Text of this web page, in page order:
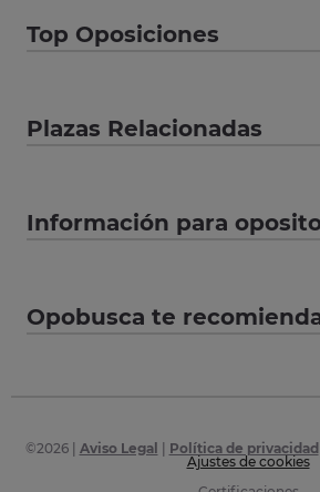
Top Oposiciones
Plazas Relacionadas
Información para
Opobusca te
©2026| Aviso Legal Política de privacidad
Ajustes de cookies